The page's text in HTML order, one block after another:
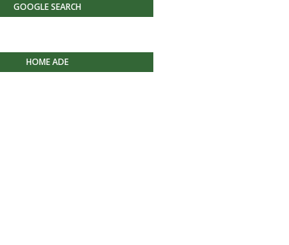
GOOGLE SEARCH
HOME ADE